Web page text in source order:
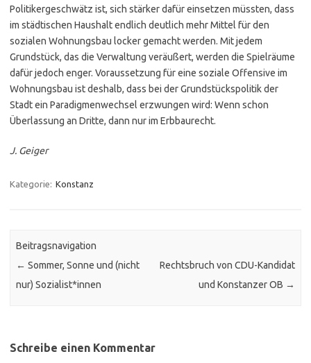
Politikergeschwätz ist, sich stärker dafür einsetzen müssten, dass
im städtischen Haushalt endlich deutlich mehr Mittel für den
sozialen Wohnungsbau locker gemacht werden. Mit jedem
Grundstück, das die Verwaltung veräußert, werden die Spielräume
dafür jedoch enger. Voraussetzung für eine soziale Offensive im
Wohnungsbau ist deshalb, dass bei der Grundstückspolitik der
Stadt ein Paradigmenwechsel erzwungen wird: Wenn schon
Überlassung an Dritte, dann nur im Erbbaurecht.
J. Geiger
Kategorie: Konstanz
Beitragsnavigation
← Sommer, Sonne und (nicht
nur) Sozialist*innen
Rechtsbruch von CDU-Kandidat
und Konstanzer OB →
Schreibe einen Kommentar